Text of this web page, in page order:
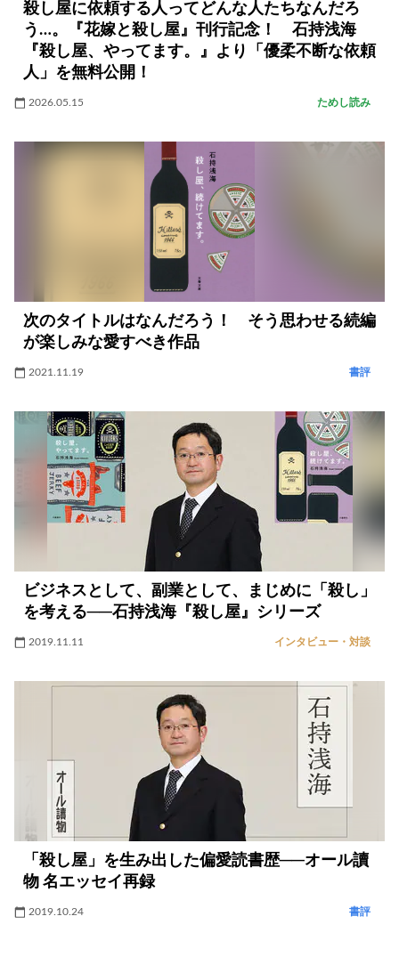
殺し屋に依頼する人ってどんな人たちなんだろ
う…。『花嫁と殺し屋』刊行記念！ 石持浅海
『殺し屋、やってます。』より「優柔不断な依頼
人」を無料公開！
2026.05.15 ためし読み
次のタイトルはなんだろう！ そう思わせる続編
が楽しみな愛すべき作品
2021.11.19 書評
ビジネスとして、副業として、まじめに「殺し」
を考える──石持浅海『殺し屋』シリーズ
2019.11.11 インタビュー・対談
「殺し屋」を生み出した偏愛読書歴──オール讀
物 名エッセイ再録
2019.10.24 書評